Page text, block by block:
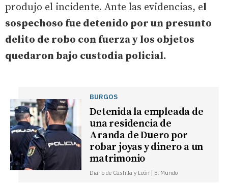
produjo el incidente. Ante las evidencias, el
sospechoso fue detenido por un presunto
delito de robo con fuerza y los objetos
quedaron bajo custodia policial.
BURGOS
Detenida la empleada de
una residencia de
Aranda de Duero por
robar joyas y dinero a un
matrimonio
Diario de Castilla y León | El Mundo